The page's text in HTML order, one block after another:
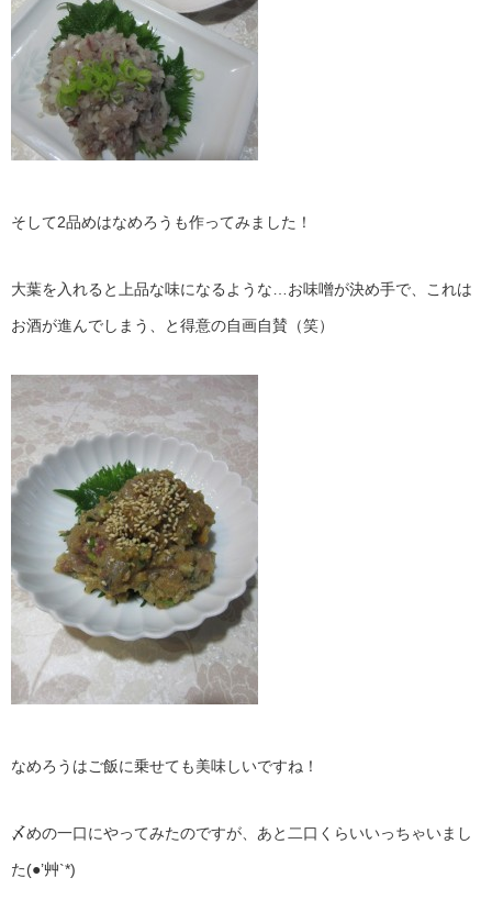
そして2品めはなめろうも作ってみました！
大葉を入れると上品な味になるような…お味噌が決め手で、これは
お酒が進んでしまう、と得意の自画自賛（笑）
なめろうはご飯に乗せても美味しいですね！
〆めの一口にやってみたのですが、あと二口くらいいっちゃいまし
た(●’艸`*)